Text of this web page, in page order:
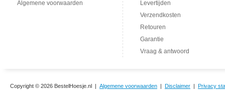
Algemene voorwaarden
Levertijden
Verzendkosten
Retouren
Garantie
Vraag & antwoord
Copyright © 2026 BestelHoesje.nl | Algemene voorwaarden | Disclaimer | Privacy